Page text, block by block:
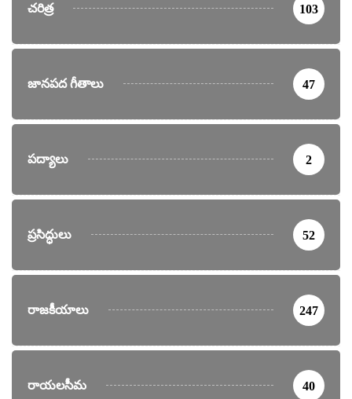
చరిత్ర 103
జానపద గీతాలు 47
పద్యాలు 2
ప్రసిద్ధులు 52
రాజకీయాలు 247
రాయలసీమ 40